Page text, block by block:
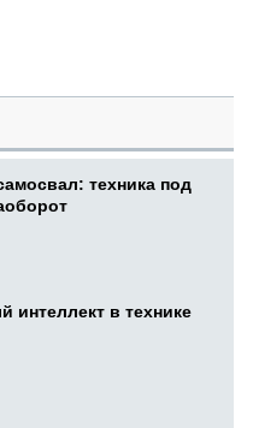
техника под
интеллект в технике